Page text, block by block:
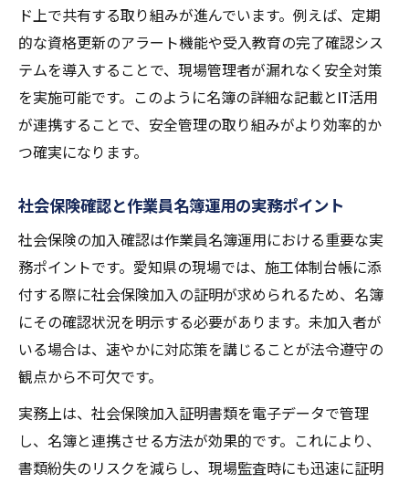
ド上で共有する取り組みが進んでいます。例えば、定期
的な資格更新のアラート機能や受入教育の完了確認シス
テムを導入することで、現場管理者が漏れなく安全対策
を実施可能です。このように名簿の詳細な記載とIT活用
が連携することで、安全管理の取り組みがより効率的か
つ確実になります。
社会保険確認と作業員名簿運用の実務ポイント
社会保険の加入確認は作業員名簿運用における重要な実
務ポイントです。愛知県の現場では、施工体制台帳に添
付する際に社会保険加入の証明が求められるため、名簿
にその確認状況を明示する必要があります。未加入者が
いる場合は、速やかに対応策を講じることが法令遵守の
観点から不可欠です。
実務上は、社会保険加入証明書類を電子データで管理
し、名簿と連携させる方法が効果的です。これにより、
書類紛失のリスクを減らし、現場監査時にも迅速に証明